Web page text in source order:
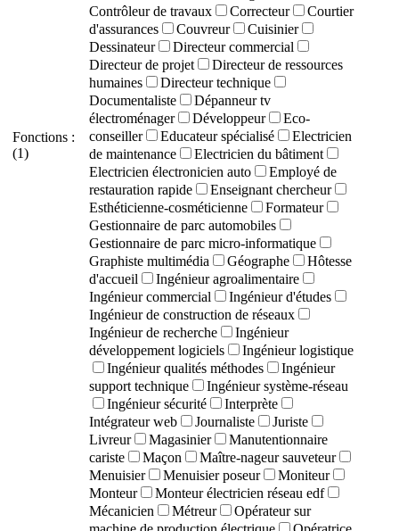
Fonctions :
(1)
Contrôleur de travaux
Correcteur
Courtier
d'assurances
Couvreur
Cuisinier
Dessinateur
Directeur commercial
Directeur de projet
Directeur de ressources
humaines
Directeur technique
Documentaliste
Dépanneur tv
électroménager
Développeur
Eco-
conseiller
Educateur spécialisé
Electricien
de maintenance
Electricien du bâtiment
Electricien électronicien auto
Employé de
restauration rapide
Enseignant chercheur
Esthéticienne-cosméticienne
Formateur
Gestionnaire de parc automobiles
Gestionnaire de parc micro-informatique
Graphiste multimédia
Géographe
Hôtesse
d'accueil
Ingénieur agroalimentaire
Ingénieur commercial
Ingénieur d'études
Ingénieur de construction de réseaux
Ingénieur de recherche
Ingénieur
développement logiciels
Ingénieur logistique
Ingénieur qualités méthodes
Ingénieur
support technique
Ingénieur système-réseau
Ingénieur sécurité
Interprète
Intégrateur web
Journaliste
Juriste
Livreur
Magasinier
Manutentionnaire
cariste
Maçon
Maître-nageur sauveteur
Menuisier
Menuisier poseur
Moniteur
Monteur
Monteur électricien réseau edf
Mécanicien
Métreur
Opérateur sur